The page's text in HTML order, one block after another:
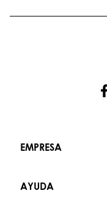
EMPRESA
AYUDA